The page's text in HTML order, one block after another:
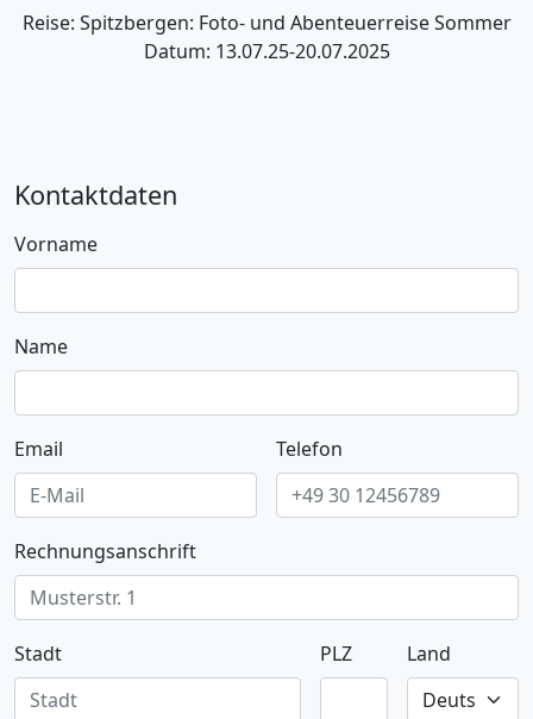
Reise: Spitzbergen: Foto- und Abenteuerreise Sommer
Datum: 13.07.25-20.07.2025
Kontaktdaten
Vorname
Name
Email Telefon
Rechnungsanschrift
Stadt PLZ Land